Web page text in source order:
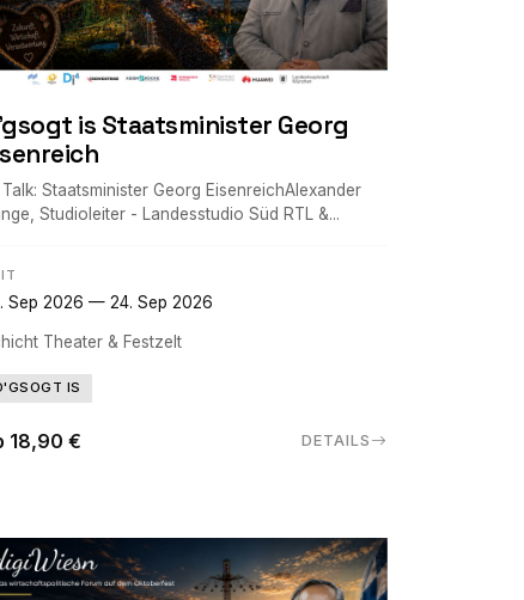
is Staatsminister Georg
Talk: Staatsminister Georg EisenreichAlexander
Studioleiter - Landesstudio Süd RTL &...
Sep 2026 — 24. Sep 2026
Theater & Festzelt
IS
18,90 € DETAILS